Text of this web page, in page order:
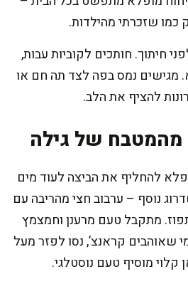
שזכרתי מהילדות.
חיתוך. חותכים לקוביות עבות,
מגישים נמס בפה לצד תה חם או
להציף את הלב.
מהמטבח של גילה
להחליף את הביצה לעוד מים
נוסף – ערבוב חצי מהריבה עם
תפוז. מתקבל טעם מרענן וחמצמץ
שאוהבים קראנצ’, נסו לפזר מעל
קלוי מוסיף טעם נוסטלגי.